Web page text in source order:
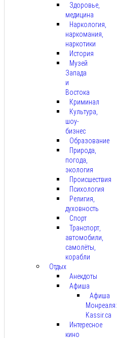
Здоровье,
медицина
Наркология,
наркомания,
наркотики
История
Музей
Запада
и
Востока
Криминал
Культура,
шоу-
бизнес
Образование
Природа,
погода,
экология
Происшествия
Психология
Религия,
духовность
Спорт
Транспорт,
автомобили,
самолёты,
корабли
Отдых
Анекдоты
Афиша
Афиша
Монреаля:
Kassir.ca
Интересное
кино